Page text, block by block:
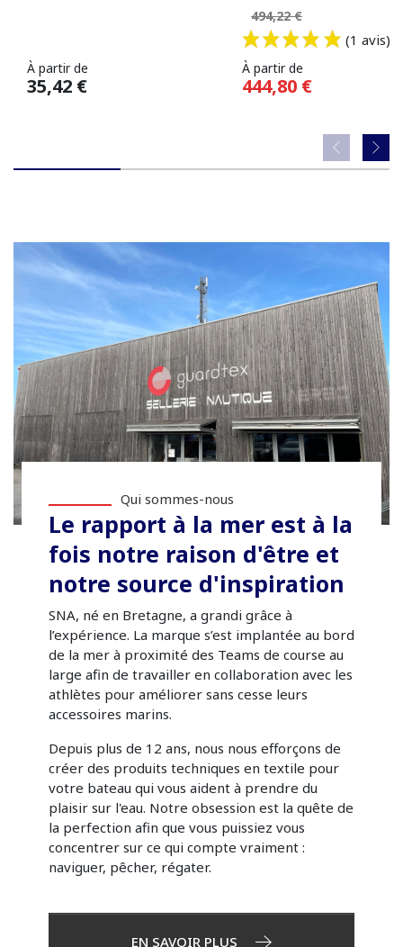
Prix
À partir de
35,42 €
Prix de base
494,22 €
(1 avis)
Prix
À partir de
444,80 €
Qui sommes-nous
Le rapport à la mer est à la
fois notre raison d'être et
notre source d'inspiration
SNA, né en Bretagne, a grandi grâce à
l’expérience. La marque s’est implantée au bord
de la mer à proximité des Teams de course au
large afin de travailler en collaboration avec les
athlètes pour améliorer sans cesse leurs
accessoires marins.
Depuis plus de 12 ans, nous nous efforçons de
créer des produits techniques en textile pour
votre bateau qui vous aident à prendre du
plaisir sur l'eau. Notre obsession est la quête de
la perfection afin que vous puissiez vous
concentrer sur ce qui compte vraiment :
naviguer, pêcher, régater.
EN SAVOIR PLUS